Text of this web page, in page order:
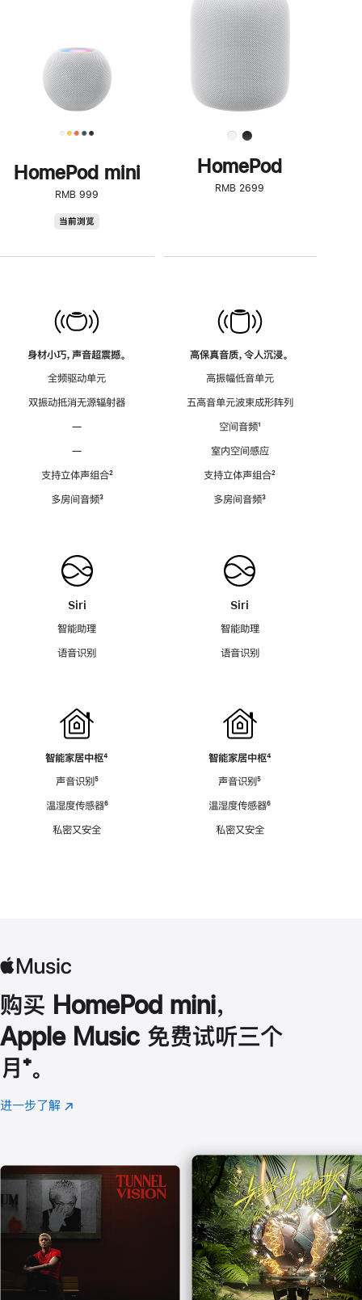
HomePod mini
RMB 999
当前浏览
身材小巧，声音超震撼。
全频驱动单元
双振动抵消无源辐射器
—
—
支持立体声组合脚
²
多房间音频脚
³
Siri
智能助理
语音识别
智能家居中枢脚
⁴
声音识别脚
⁵
温湿度传感器脚
⁶
私密又安全
了
解
HomePod<
HomePod
RMB 2699
高保真音质，令人沉浸。
高振幅低音单元
五高音单元波束成形阵列
空间音频脚
¹
室内空间感应
支持立体声组合脚
²
多房间音频脚
³
Siri
智能助理
语音识别
智能家居中枢脚
⁴
声音识别脚
⁵
温湿度传感器脚
⁶
私密又安全
购买 HomePod mini，
Apple Music 免费试听三个
月 脚
注
⁺。
进一步了解 Apple
(在
口
中
打
开)